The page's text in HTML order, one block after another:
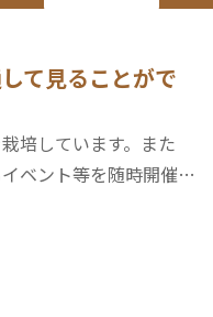
マップ
て見ることがで
培しています。また
ベント等を随時開催し